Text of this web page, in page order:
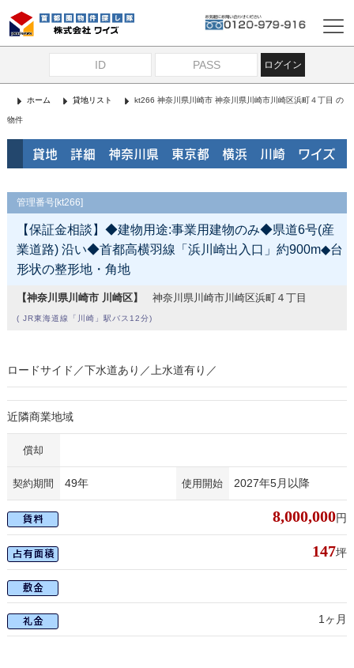
ログイン
ホーム 貸地リスト kt266 神奈川県川崎市 神奈川県川崎市川崎区浜町４丁目 の
物件
貸地 詳細 神奈川県 東京都 横浜 川崎 ワイズ
管理番号[kt266]
【保証金相談】◆建物用途:事業用建物のみ◆県道6号(産
業道路) 沿い◆首都高横羽線「浜川崎出入口」約900m◆台
形状の整形地・角地
【神奈川県川崎市 川崎区】 神奈川県川崎市川崎区浜町４丁目
( JR東海道線「川崎」駅バス12分)
ロードサイド／下水道あり／上水道有り／
近隣商業地域
償却
契約期間 49年 使用開始 2027年5月以降
8,000,000円
147坪
1ヶ月